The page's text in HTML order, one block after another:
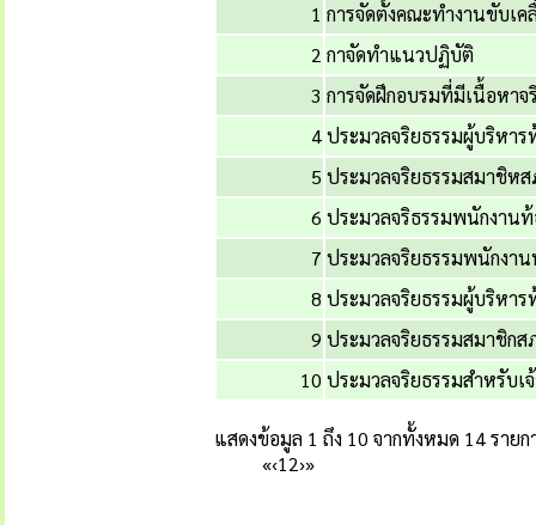
1 การจัดตั้งคณะทำงานขับเค
2 กาจัดทำแนวปฏิบัติ
3 การจัดฝึกอบรมที่มีเนื้อหาจ
4ประมวลจริยธรรมผู้บริหา
5 ประมวลจริยธรรมสมาชิห
6 ประมวลจริธรรมพนักงาน
7 ประมวลจริยธรรมพนักงา
8 ประมวลจริยธรรมผู้บริหา
9 ประมวลจริยธรรมสมาชิกส
10 ประมวลจริยธรรมสำหรับ
แสดงข้อมูล 1 ถึง 10 จากทั้งหมด 14 รายก
«‹12›»